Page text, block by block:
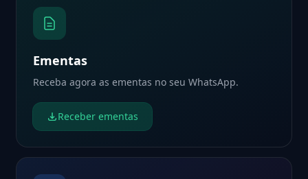
Ementas
Receba agora as ementas no seu WhatsApp.
Receber ementas